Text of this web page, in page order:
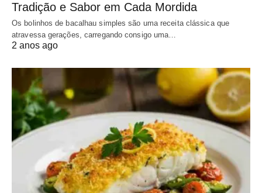
Tradição e Sabor em Cada Mordida
Os bolinhos de bacalhau simples são uma receita clássica que
atravessa gerações, carregando consigo uma…
2 anos ago